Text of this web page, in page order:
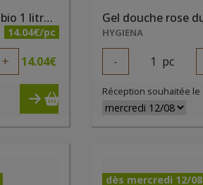
Gel douche Jasmin bio 1 litre Natessence
14.04€/pc
+ 14.04€
HYGIENA
- 1 pc
Réception souhaitée le
dès mercredi 12/08